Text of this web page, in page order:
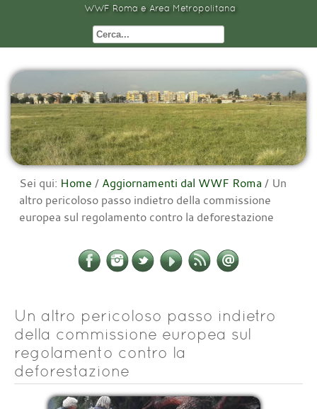
WWF Roma e Area Metropolitana
Sei qui: Home / Aggiornamenti dal WWF Roma / Un
altro pericoloso passo indietro della commissione
europea sul regolamento contro la deforestazione
Un altro pericoloso passo indietro
della commissione europea sul
regolamento contro la
deforestazione